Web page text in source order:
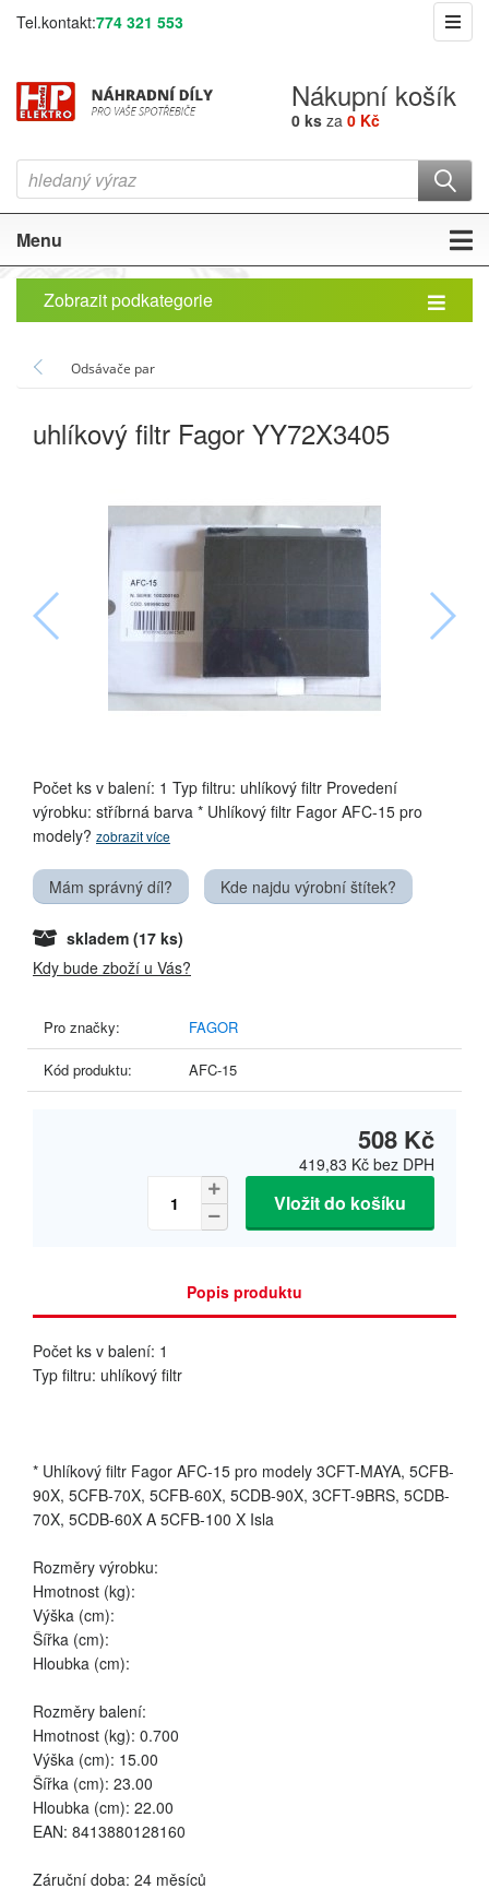
Tel.kontakt:774 321 553
Nákupní košík
0 ks za 0 Kč
Menu
Zobrazit podkategorie
Odsávače par
uhlíkový filtr Fagor YY72X3405
Počet ks v balení: 1 Typ filtru: uhlíkový filtr Provedení
výrobku: stříbrná barva * Uhlíkový filtr Fagor AFC-15 pro
modely? zobrazit více
Mám správný díl? Kde najdu výrobní štítek?
skladem (17 ks)
Kdy bude zboží u Vás?
Pro značky: FAGOR
Kód produktu: AFC-15
508 Kč
419,83 Kč bez DPH
Vložit do košíku
Popis produktu
Počet ks v balení: 1
Typ filtru: uhlíkový filtr
* Uhlíkový filtr Fagor AFC-15 pro modely 3CFT-MAYA, 5CFB-
90X, 5CFB-70X, 5CFB-60X, 5CDB-90X, 3CFT-9BRS, 5CDB-
70X, 5CDB-60X A 5CFB-100 X Isla
Rozměry výrobku:
Hmotnost (kg):
Výška (cm):
Šířka (cm):
Hloubka (cm):
Rozměry balení:
Hmotnost (kg): 0.700
Výška (cm): 15.00
Šířka (cm): 23.00
Hloubka (cm): 22.00
EAN: 8413880128160
Záruční doba: 24 měsíců